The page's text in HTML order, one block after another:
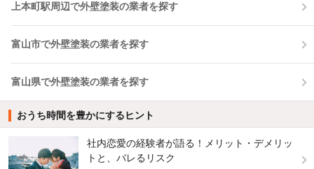
上本町駅周辺で外壁塗装の業者を探す
富山市で外壁塗装の業者を探す
富山県で外壁塗装の業者を探す
おうち時間を豊かにするヒント
社内恋愛の経験者が語る！メリット・デメリッ
トと、バレるリスク